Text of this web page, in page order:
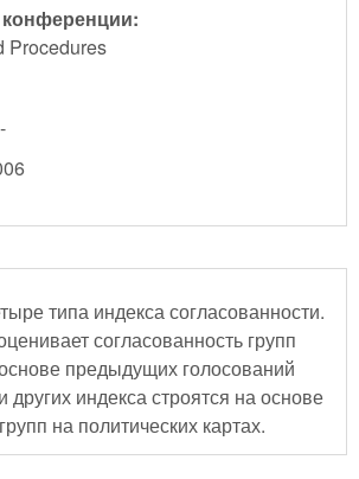
Procedures
-
типа индекса согласованности.
согласованность групп
предыдущих голосований
других индекса строятся на основе
на политических картах.